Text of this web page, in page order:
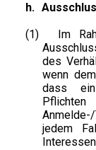
h.
(1)
Im
des
wenn
dass
jedem